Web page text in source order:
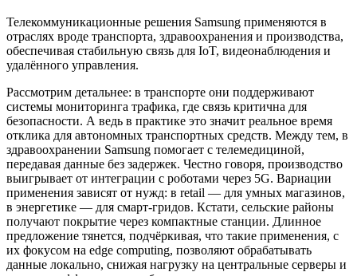
Телекоммуникационные решения Samsung применяются в
отраслях вроде транспорта, здравоохранения и производства,
обеспечивая стабильную связь для IoT, видеонаблюдения и
удалённого управления.
Рассмотрим детальнее: в транспорте они поддерживают
системы мониторинга трафика, где связь критична для
безопасности. А ведь в практике это значит реальное время
отклика для автономных транспортных средств. Между тем, в
здравоохранении Samsung помогает с телемедициной,
передавая данные без задержек. Честно говоря, производство
выигрывает от интеграции с роботами через 5G. Вариации
применения зависят от нужд: в retail — для умных магазинов,
в энергетике — для смарт-гридов. Кстати, сельские районы
получают покрытие через компактные станции. Длинное
предложение тянется, подчёркивая, что такие применения, с
их фокусом на edge computing, позволяют обрабатывать
данные локально, снижая нагрузку на центральные серверы и